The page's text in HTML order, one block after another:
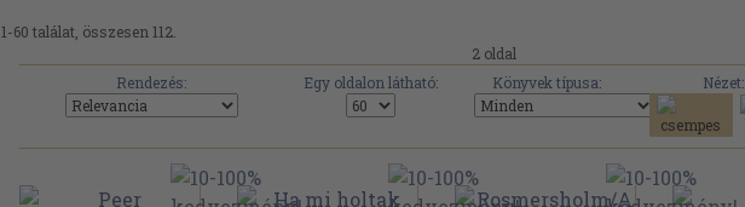
1-60 találat, összesen 112.
2 oldal
Rendezés:
Egy oldalon látható: Könyvek típusa:
Nézet: